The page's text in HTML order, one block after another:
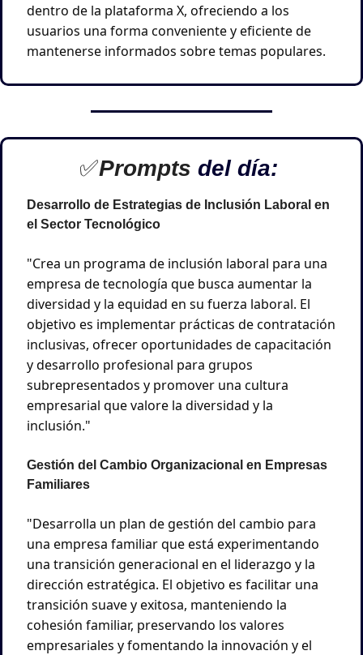
dentro de la plataforma X, ofreciendo a los
usuarios una forma conveniente y eficiente de
mantenerse informados sobre temas populares.
✅Prompts del día:
Desarrollo de Estrategias de Inclusión Laboral en
el Sector Tecnológico
"Crea un programa de inclusión laboral para una
empresa de tecnología que busca aumentar la
diversidad y la equidad en su fuerza laboral. El
objetivo es implementar prácticas de contratación
inclusivas, ofrecer oportunidades de capacitación
y desarrollo profesional para grupos
subrepresentados y promover una cultura
empresarial que valore la diversidad y la
inclusión."
Gestión del Cambio Organizacional en Empresas
Familiares
"Desarrolla un plan de gestión del cambio para
una empresa familiar que está experimentando
una transición generacional en el liderazgo y la
dirección estratégica. El objetivo es facilitar una
transición suave y exitosa, manteniendo la
cohesión familiar, preservando los valores
empresariales y fomentando la innovación y el